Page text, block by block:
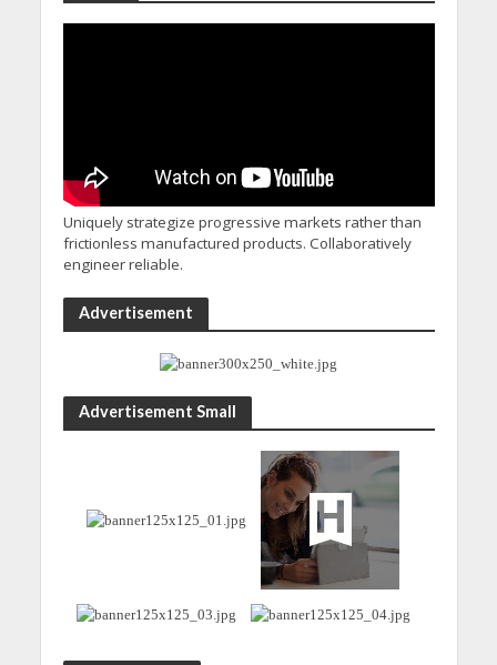
Uniquely strategize progressive markets rather than
frictionless manufactured products. Collaboratively
engineer reliable.
Advertisement
Advertisement Small